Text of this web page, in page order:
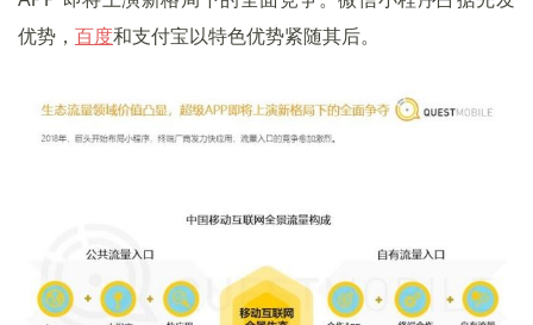
优势， 百度和支付宝以特色优势紧随其后。